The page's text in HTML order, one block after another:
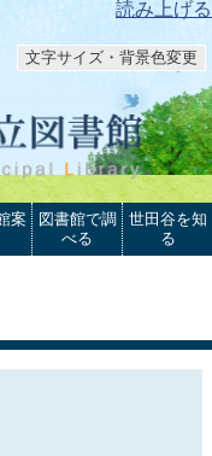
読み上げる
文字サイズ・背景色変更
案
図書館で調
べる
世田谷を知
る